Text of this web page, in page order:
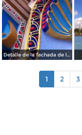
Detalle de la fachada de la Parroquia de Chignahuapan
1 2 3